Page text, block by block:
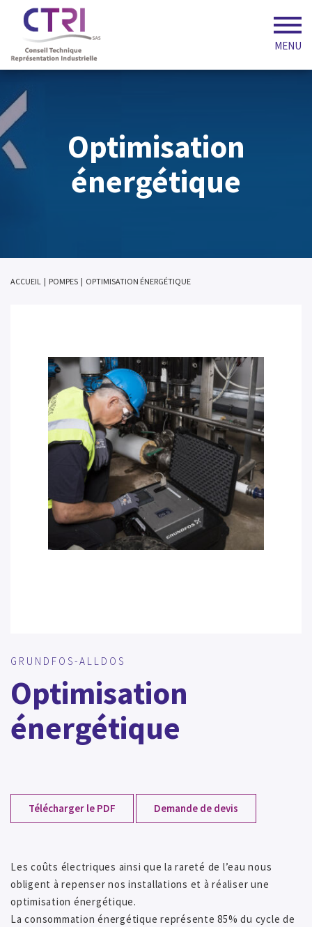
MENU
Optimisation
énergétique
ACCUEIL | POMPES | OPTIMISATION ÉNERGÉTIQUE
GRUNDFOS-ALLDOS
Optimisation
énergétique
Télécharger le PDF Demande de devis
Les coûts électriques ainsi que la rareté de l’eau nous
obligent à repenser nos installations et à réaliser une
optimisation énergétique.
La consommation énergétique représente 85% du cycle de